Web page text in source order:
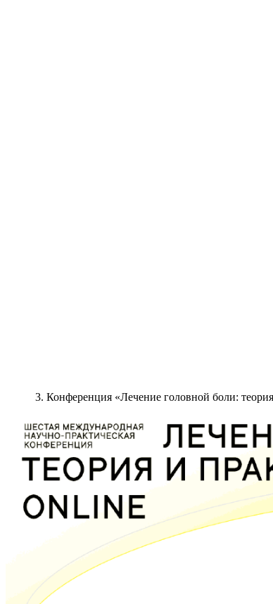
Конференция «Лечение головной боли: